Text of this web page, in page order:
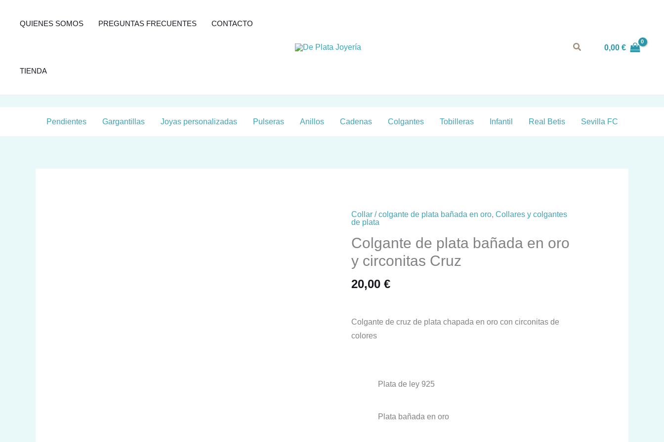
QUIENES SOMOS PREGUNTAS FRECUENTES CONTACTO
TIENDA
Buscar 0,00 €
Pendientes Gargantillas Joyas personalizadas Pulseras Anillos Cadenas Colgantes Tobilleras Infantil Real Betis Sevilla FC
Collar / colgante de plata bañada en oro,Collares y colgantes
de plata
Colgante de plata bañada en oro
y circonitas Cruz
20,00€
Colgante de cruz de plata chapada en oro con circonitas de
colores
Plata de ley 925
Plata bañada en oro